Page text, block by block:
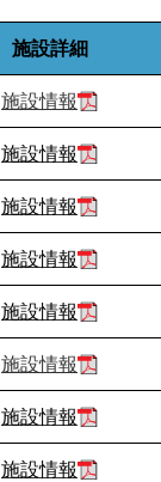
施設詳細
施設情報
施設情報
施設情報
施設情報
施設情報
施設情報
施設情報
施設情報